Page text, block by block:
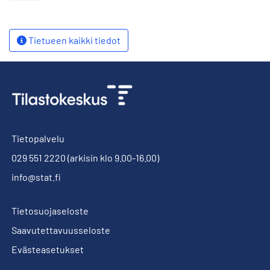
Tietueen kaikki tiedot
Tietopalvelu
029 551 2220 (arkisin klo 9.00-16.00)
info@stat.fi
Tietosuojaseloste
Saavutettavuusseloste
Evästeasetukset